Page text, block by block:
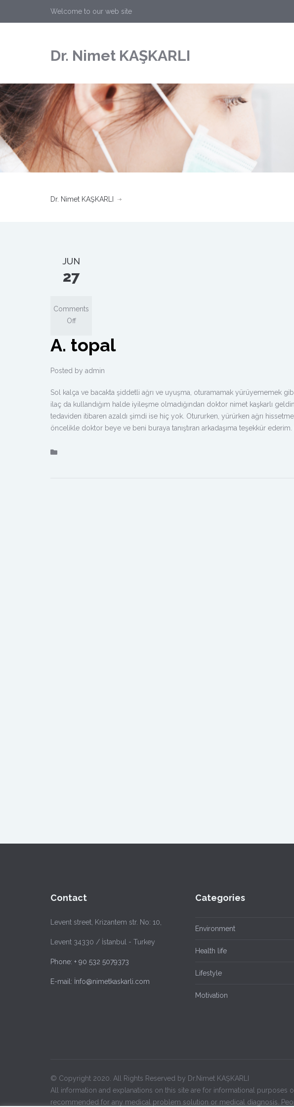
Welcome to our web site
Dr. Nimet KAŞKARLI
Dr. Nimet KAŞKARLI
JUN
27
Comments
Off
A. topal
Posted by admin
Sol kalça ve bacakta şiddetli ağrı ve uyuşma, oturamamak yürüyememek
ilaç da kullandığım halde iyileşme olmadığından doktor nimet kaşkarlı
tedaviden itibaren azaldı şimdi ise hiç yok. Otururken, yürürken ağrı
öncelikle doktor beye ve beni buraya tanıştıran arkadaşıma teşekkür ederim.
Contact
Levent street, Krizantem str. No: 10,
Levent 34330 / İstanbul - Turkey
Phone: + 90 532 5079373
E-mail: İnfo@nimetkaskarli.com
Categories
Environment
Health life
Lifestyle
Motivation
© Copyright 2020. All Rights Reserved by Dr.Nimet KAŞKARLI
All information and explanations on this site are for informational purposes
recommended for any medical problem solution or medical diagnosis.